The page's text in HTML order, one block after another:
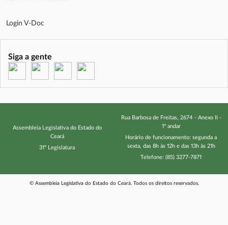
espaço para queixas posteriores por falta de conhecimento de
frequência mínima de 75% nas aulas e atividades.Mais
Informações:Telefone (85) 3257-7871 / 3277-3738 / 3277-
3728
Login V-Doc
Siga a gente
(abre em nova janela)
(abre em nova janela)
(abre em nova janela)
Assembleia Legislativa do Estado do
Ceará
31º Legislatura
Rua Barbosa de Freitas, 2674 - Anexo II -
1º andar
Horário de funcionamento: segunda a
sexta, das 8h às 12h e das 13h às 21h
Telefone: (85) 3277-7871
© Assembleia Legislativa do Estado do Ceará. Todos os direitos reservados.